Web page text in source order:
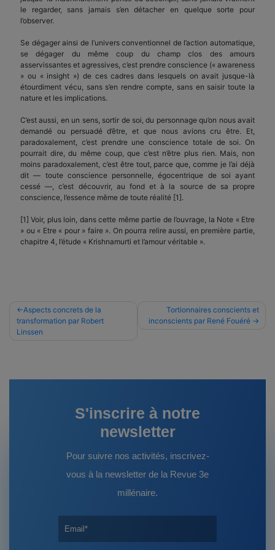
le regarder, sans jamais s’en détacher en quelque sorte pour
l’observer.
Se dégager ainsi de l’univers conventionnel de l’action automatique,
se dégager du même coup du champ clos des amours
asservissantes et agressives, c’est prendre conscience (« awareness
» ou « insight ») de ces cadres dans lesquels on avait jusque-là
étourdiment vécu, sans s’en rendre compte, sans en saisir toute la
nature et les implications.
C’est aussi, en un sens, sortir de soi, du personnage qu’on nous avait
demandé ou persuadé d’être, et que nous avions cru être. Et,
paradoxalement, c’est prendre une conscience totale de soi. On
pourrait dire, du même coup, que c’est n’être plus rien. Mais, non
moins paradoxalement, c’est être tout, parce que, comme je l’ai déjà
dit — toute conscience personnelle, égocentrique de soi ayant
cessé —, c’est découvrir, au fond et à la source de sa propre
conscience, l’essence même de toute réalité [1].
[1] Voir, plus loin, dans cette même partie de l’ouvrage, la Note « Etre
» ou « Etre « pour » faire ». On pourra relire aussi, en première partie,
chapitre 4, l’étude « Krishnamurti et l’amour véritable ».
Navigation
de
Aspects concrets de la
transformation par Robert
Linssen
Tortionnaires conscients et
inconscients par René Fouéré
S'inscrire à notre
newsletter
Pour suivre nos activités, inscrivez-
vous à la newsletter de la Revue 3e
millénaire.